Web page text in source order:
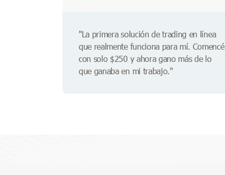
"La primera solución de trading en línea
que realmente funciona para mí. Comencé
con solo $250 y ahora gano más de lo
que ganaba en mi trabajo."